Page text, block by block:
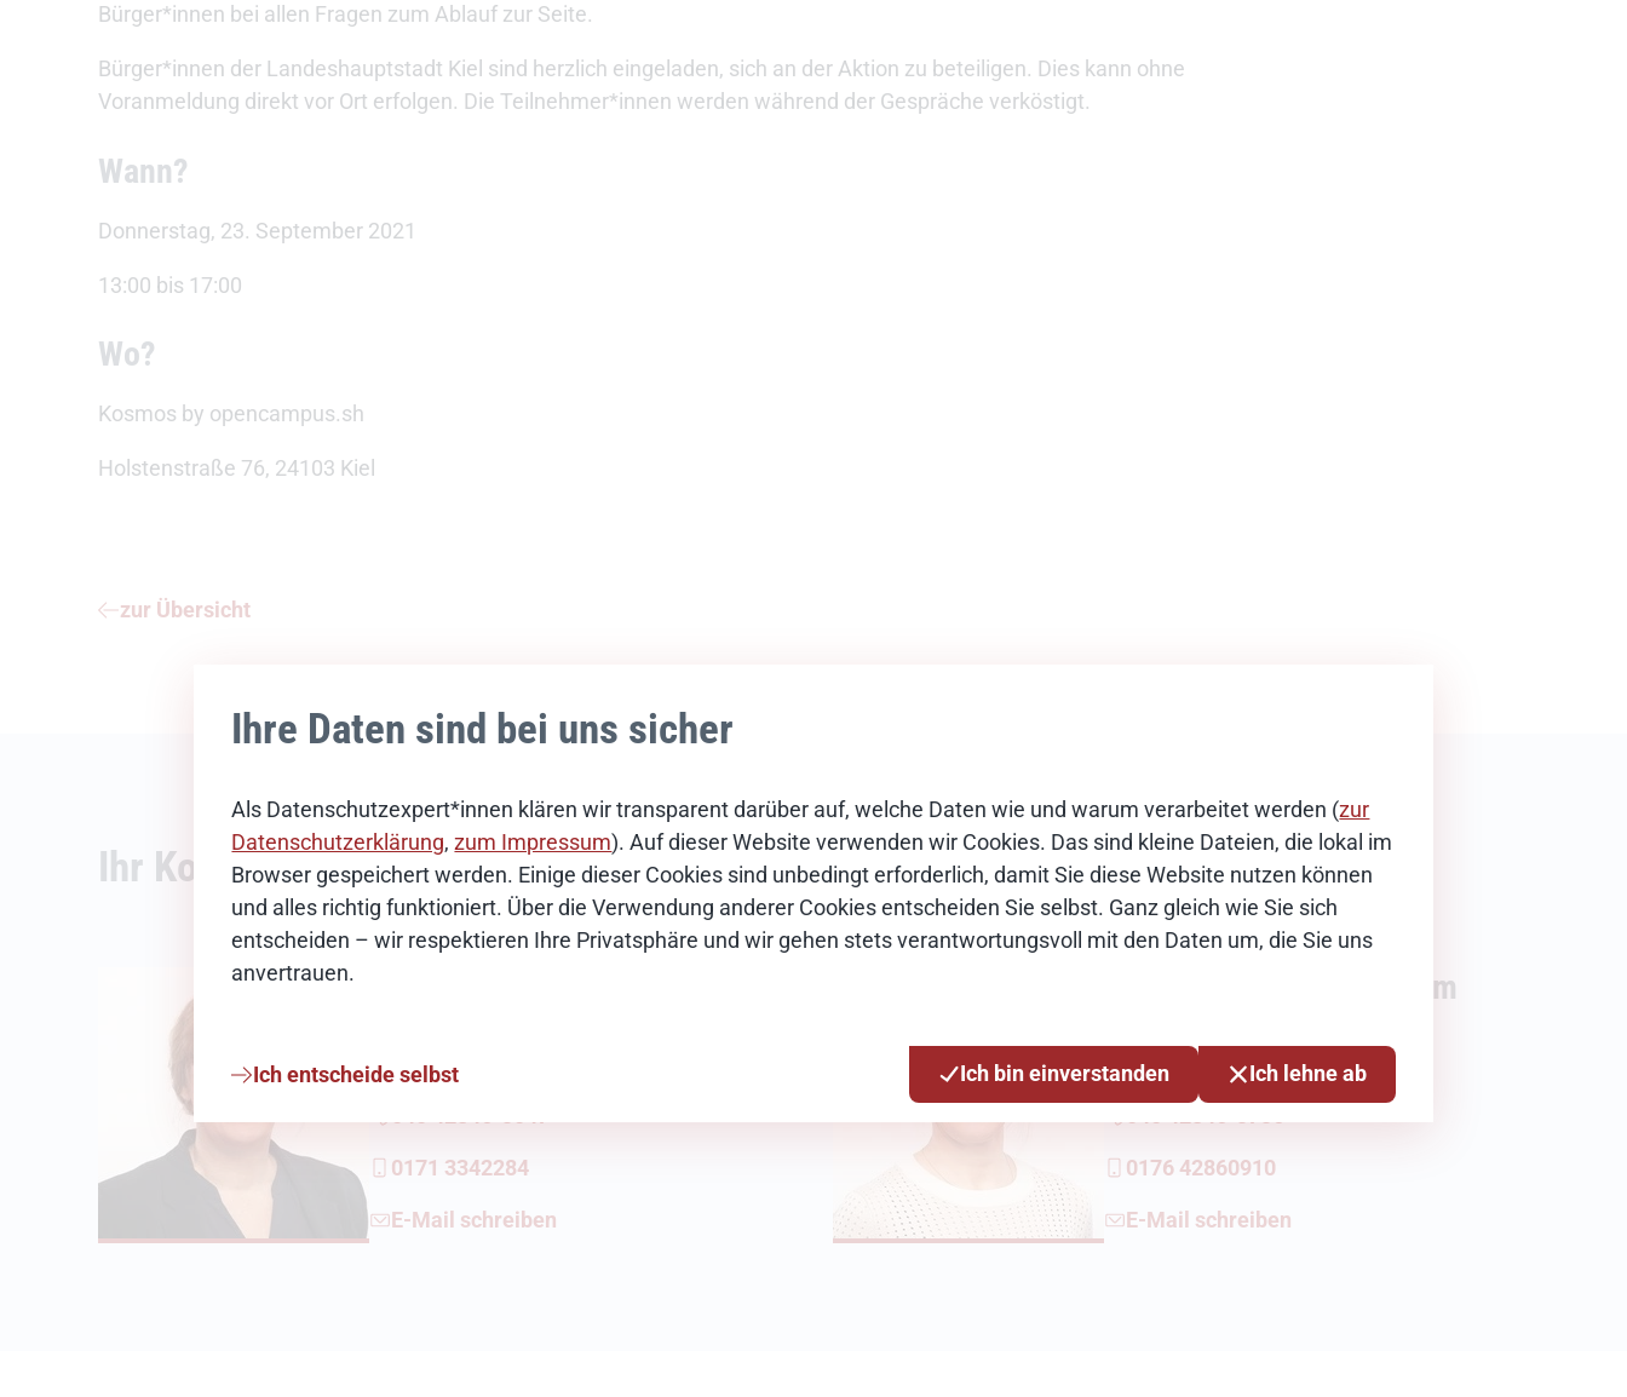
Ihre Daten sind bei uns sicher
Als Datenschutzexpert*innen klären wir transparent darüber auf, welche Daten wie und warum verarbeitet werden (zur
Datenschutzerklärung,zum Impressum). Auf dieser Website verwenden wir Cookies. Das sind kleine Dateien, die lokal im
Browser gespeichert werden. Einige dieser Cookies sind unbedingt erforderlich, damit Sie diese Website nutzen können
und alles richtig funktioniert. Über die Verwendung anderer Cookies entscheiden Sie selbst. Ganz gleich wie Sie sich
entscheiden – wir respektieren Ihre Privatsphäre und wir gehen stets verantwortungsvoll mit den Daten um, die Sie uns
anvertrauen.
Ich entscheide selbst Ich bin einverstanden Ich lehne ab
Bürger*innen bei allen Fragen zum Ablauf zur Seite.
Bürger*innen der Landeshauptstadt Kiel sind herzlich eingeladen, sich an der Aktion zu beteiligen. Dies kann ohne
Voranmeldung direkt vor Ort erfolgen. Die Teilnehmer*innen werden während der Gespräche verköstigt.
Wann?
Donnerstag, 23. September 2021
13:00 bis 17:00
Wo?
Kosmos by opencampus.sh
Holstenstraße 76, 24103 Kiel
zur Übersicht
Ihr Kontakt
0171 3342284
E-Mail schreiben
Karen Hoffmann-Abraham
Stellvertretende Pressesprecherin
0176 42860910
E-Mail schreiben